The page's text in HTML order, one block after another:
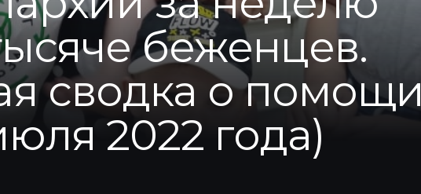
беженцев.
сводка о помощи
2022 года)